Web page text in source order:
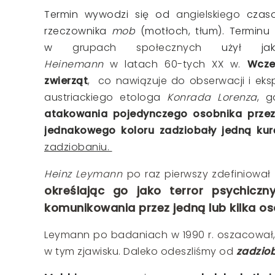
Termin wywodzi się od angielskiego
rzeczownika mob (motłoch, tłum).
w
grupach społecznych
użył
Heinemann w latach 60-tych XX w.
zwierząt, co nawiązuje do obserwacji i
austriackiego etologa Konrada Lorenza,
atakowania pojedynczego osobnika
jednakowego koloru zadziobały jedną
zadziobaniu.
Heinz Leymann po raz pierwszy zdefiniował
określając go jako terror
komunikowania przez jedną lub kilka
Leymann po badaniach w 1990 r.
w tym zjawisku. Daleko odeszliśmy od